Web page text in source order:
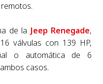
de la Jeep Renegade,
válvulas con 139 HP,
o automática de 6
casos.